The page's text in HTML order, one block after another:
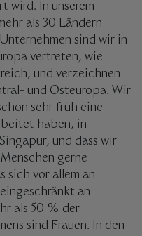
wird. In unserem
als 30 Ländern
sind wir in
vertreten, wie
und verzeichnen
und Osteuropa. Wir
sehr früh eine
haben, in
und dass wir
gerne
sich vor allem an
an
als 50 % der
sind Frauen. In den